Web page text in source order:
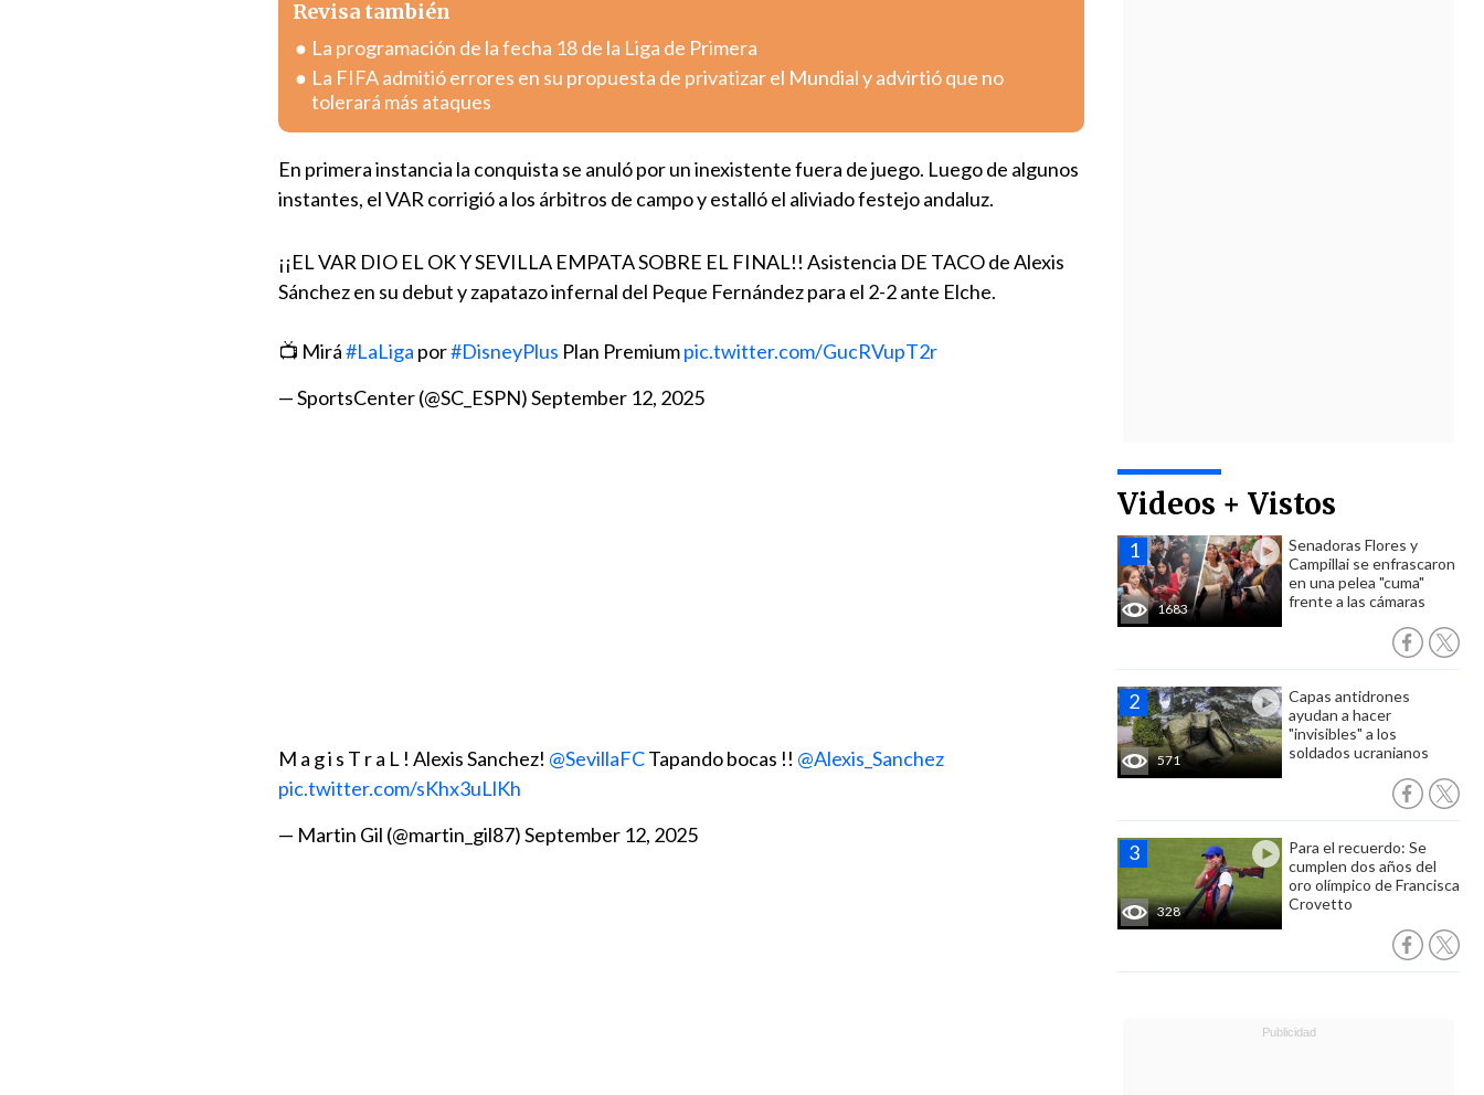
Videos + Vistos
1683
Senadoras Flores y
Campillai se enfrascaron
en una pelea "cuma"
frente a las cámaras
571
Capas antidrones
ayudan a hacer
"invisibles" a los
soldados ucranianos
328
Para el recuerdo: Se
cumplen dos años del
oro olímpico de Francisca
Crovetto
Revisa también
La programación de la fecha 18 de la Liga de Primera
La FIFA admitió errores en su propuesta de privatizar el Mundial y advirtió que no
tolerará más ataques
En primera instancia la conquista se anuló por un inexistente fuera de juego. Luego de algunos
instantes, el VAR corrigió a los árbitros de campo y estalló el aliviado festejo andaluz.
¡¡EL VAR DIO EL OK Y SEVILLA EMPATA SOBRE EL FINAL!! Asistencia DE TACO de Alexis
Sánchez en su debut y zapatazo infernal del Peque Fernández para el 2-2 ante Elche.
📺 Mirá#LaLiga por#DisneyPlus Plan Premiumpic.twitter.com/GucRVupT2r
— SportsCenter (@SC_ESPN)September 12, 2025
M a g i s T r a L ! Alexis Sanchez! @SevillaFCTapando bocas !! @Alexis_Sanchez
pic.twitter.com/sKhx3uLlKh
— Martin Gil (@martin_gil87)September 12, 2025